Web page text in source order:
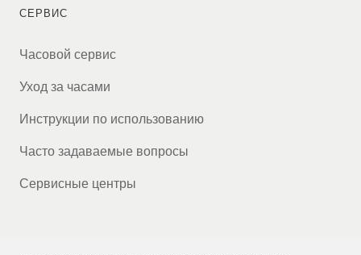
СЕРВИС
Часовой сервис
Уход за часами
Инструкции по использованию
Часто задаваемые вопросы
Сервисные центры